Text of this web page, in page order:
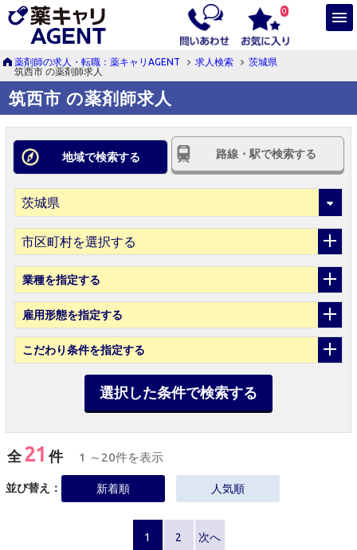
0
薬剤師の求人・転職：薬キャリAGENT 求人検索
茨城県
筑西市 の薬剤師求人
筑西市 の薬剤師求人
地域で検索する 路線・駅で検索する
市区町村を選択する
業種を指定する
雇用形態を指定する
こだわり条件を指定する
選択した条件で検索する
全21 件 1 ～20件を表示
並び替え： 新着順 人気順
1 2 次へ